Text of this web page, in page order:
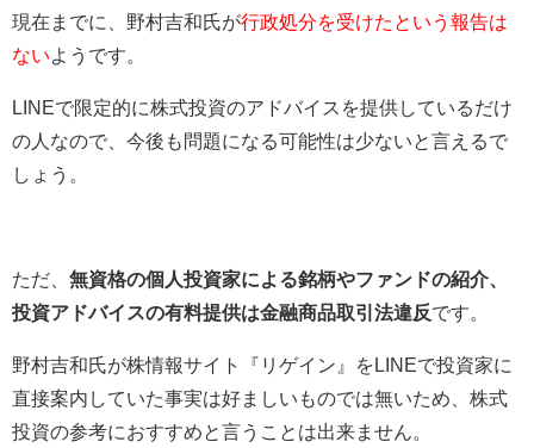
現在までに、野村吉和氏が行政処分を受けたという報告は
ない ようです。
LINEで限定的に株式投資のアドバイスを提供しているだけ
の人なので、今後も問題になる可能性は少ないと言えるで
しょう。
ただ、 無資格の個人投資家による銘柄やファンドの紹介、
投資アドバイスの有料提供は金融商品取引法違反です。
野村吉和氏が株情報サイト『リゲイン』をLINEで投資家に
直接案内していた事実は好ましいものでは無いため、株式
投資の参考におすすめと言うことは出来ません。